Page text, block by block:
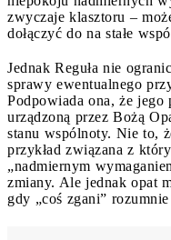
zwyczaje klasztoru –
dołączyć do na stałe
Jednak Reguła nie
sprawy ewentualnego
Podpowiada ona, że jego
urządzoną przez Bożą
stanu wspólnoty. Nie to,
przykład związana z
„nadmiernym
zmiany. Ale jednak opat
gdy „coś zgani”